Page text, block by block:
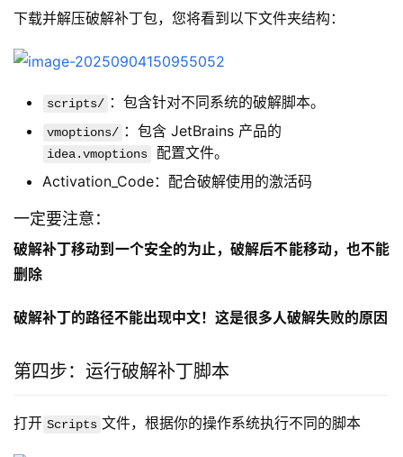
下载并解压破解补丁包，您将看到以下文件夹结构：
scripts/ ：包含针对不同系统的破解脚本。
vmoptions/ ：包含 JetBrains 产品的
idea.vmoptions
配置文件。
Activation_Code：配合破解使用的激活码
一定要注意：
破解补丁移动到一个安全的为止，破解后不能移动，也不能
删除
破解补丁的路径不能出现中文！这是很多人破解失败的原因
第四步：运行破解补丁脚本
打开 Scripts 文件，根据你的操作系统执行不同的脚本